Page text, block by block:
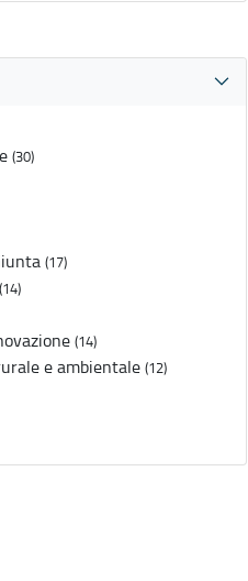
(30)
(17)
(14)
(14)
e ambientale (12)